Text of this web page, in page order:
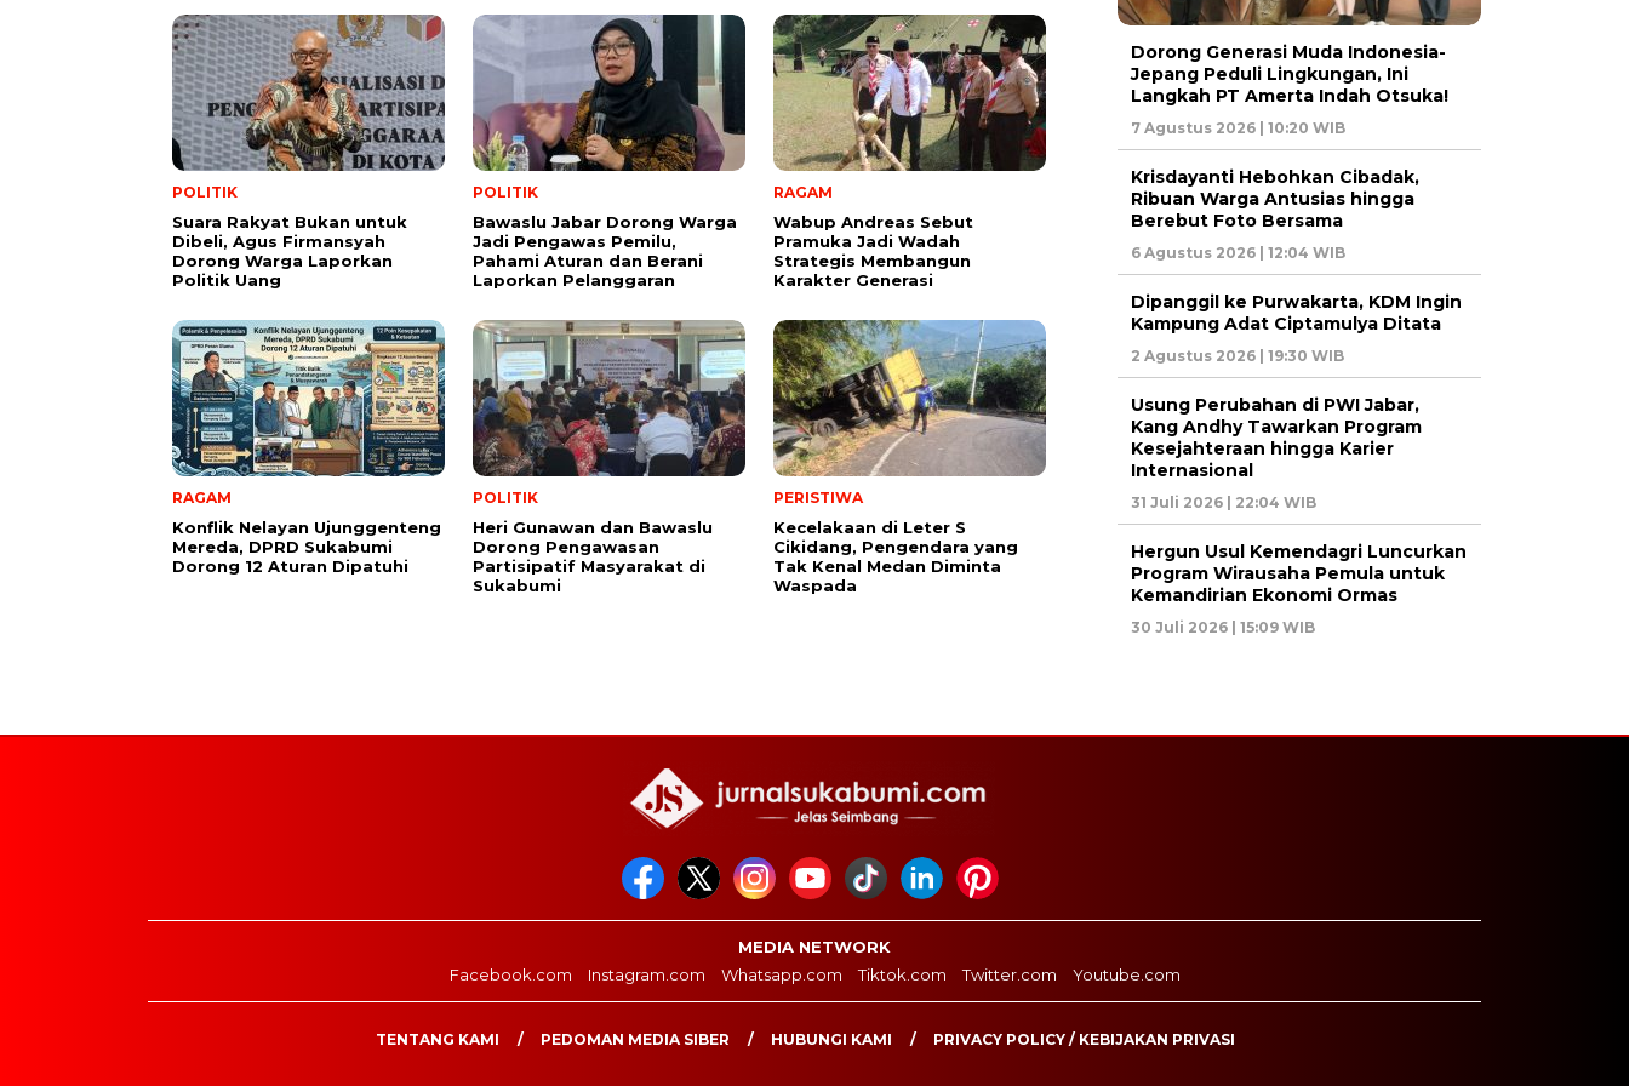
POLITIK
Suara Rakyat Bukan untuk
Dibeli, Agus Firmansyah
Dorong Warga Laporkan
Politik Uang
POLITIK
Bawaslu Jabar Dorong Warga
Jadi Pengawas Pemilu,
Pahami Aturan dan Berani
Laporkan Pelanggaran
RAGAM
Wabup Andreas Sebut
Pramuka Jadi Wadah
Strategis Membangun
Karakter Generasi ‎
RAGAM
Konflik Nelayan Ujunggenteng
Mereda, DPRD Sukabumi
Dorong 12 Aturan Dipatuhi
POLITIK
Heri Gunawan dan Bawaslu
Dorong Pengawasan
Partisipatif Masyarakat di
Sukabumi
PERISTIWA
Kecelakaan di Leter S
Cikidang, Pengendara yang
Tak Kenal Medan Diminta
Waspada
Dorong Generasi Muda Indonesia-
Jepang Peduli Lingkungan, Ini
Langkah PT Amerta Indah Otsuka!
7 Agustus 2026 | 10:20 WIB
Krisdayanti Hebohkan Cibadak,
Ribuan Warga Antusias hingga
Berebut Foto Bersama
6 Agustus 2026 | 12:04 WIB
Dipanggil ke Purwakarta, KDM Ingin
Kampung Adat Ciptamulya Ditata
2 Agustus 2026 | 19:30 WIB
Usung Perubahan di PWI Jabar,
Kang Andhy Tawarkan Program
Kesejahteraan hingga Karier
Internasional
31 Juli 2026 | 22:04 WIB
Hergun Usul Kemendagri Luncurkan
Program Wirausaha Pemula untuk
Kemandirian Ekonomi Ormas
30 Juli 2026 | 15:09 WIB
MEDIA NETWORK
Facebook.com
Instagram.com Whatsapp.com Tiktok.com Twitter.com Youtube.com
TENTANG KAMI PEDOMAN MEDIA SIBER HUBUNGI KAMI PRIVACY POLICY / KEBIJAKAN PRIVASI